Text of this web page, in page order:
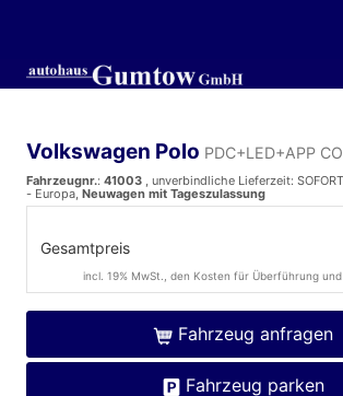
Volkswagen Polo PDC+LED+APP
Fahrzeugnr.: 41003 , unverbindliche Lieferzeit:
- Europa, Neuwagen mit Tageszulassung
Gesamtpreis
incl. 19% MwSt., den Kosten für Überführung
Fahrzeug anfragen
Fahrzeug parken